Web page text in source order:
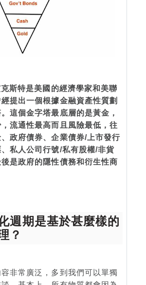
斯特是美國的經濟學家和美聯
提出一個根據金融資產性質劃
這個金字塔最底層的是黃金，
流通性最高而且風險最低，往
、政府債券、企業債券/上市發行
私人公司行號/私有股權/非貨
是政府的隱性債務和衍生性商
週期是基於甚麼樣的
？
非常廣泛，多到我們可以單獨